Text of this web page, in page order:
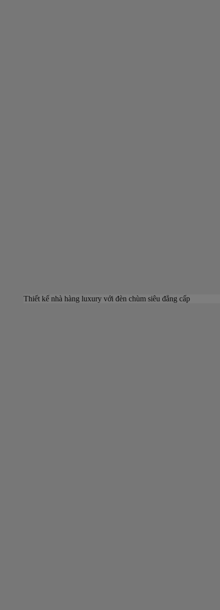
Thiết kế nhà hàng luxury với đèn chùm siêu đẳng cấp